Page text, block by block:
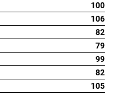
100
106
82
79
99
82
105